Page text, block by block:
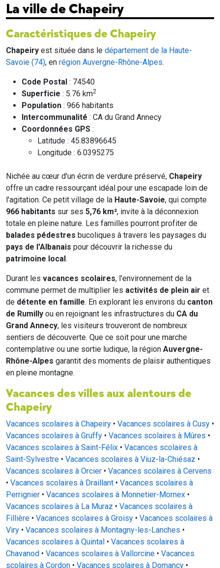
La ville de Chapeiry
Caractéristiques de Chapeiry
Chapeiry est située dans le département de la Haute-
Savoie (74), en région Auvergne-Rhône-Alpes.
Code Postal : 74540
Superficie : 5.76 km2
Population : 966 habitants
Intercommunalité : CA du Grand Annecy
Coordonnées GPS :
Latitude : 45.83896645
Longitude : 6.0395275
Nichée au cœur d'un écrin de verdure préservé, Chapeiry
offre un cadre ressourçant idéal pour une escapade loin de
l'agitation. Ce petit village de la Haute-Savoie, qui compte
966 habitants sur ses 5,76 km², invite à la déconnexion
totale en pleine nature. Les familles pourront profiter de
balades pédestres bucoliques à travers les paysages du
pays de l'Albanais pour découvrir la richesse du
patrimoine local.
Durant les vacances scolaires, l'environnement de la
commune permet de multiplier les activités de plein air et
de détente en famille. En explorant les environs du canton
de Rumilly ou en rejoignant les infrastructures du CA du
Grand Annecy, les visiteurs trouveront de nombreux
sentiers de découverte. Que ce soit pour une marche
contemplative ou une sortie ludique, la région Auvergne-
Rhône-Alpes garantit des moments de plaisir authentiques
en pleine montagne.
Vacances des villes aux alentours de
Chapeiry
Vacances scolaires à Chapeiry • Vacances scolaires à Cusy •
Vacances scolaires à Gruffy • Vacances scolaires à Mûres •
Vacances scolaires à Saint-Félix • Vacances scolaires à
Saint-Sylvestre • Vacances scolaires à Viuz-la-Chiésaz •
Vacances scolaires à Orcier • Vacances scolaires à Cervens
• Vacances scolaires à Draillant • Vacances scolaires à
Perrignier • Vacances scolaires à Monnetier-Mornex •
Vacances scolaires à La Muraz • Vacances scolaires à
Fillière • Vacances scolaires à Groisy • Vacances scolaires à
Viry • Vacances scolaires à Montagny-les-Lanches •
Vacances scolaires à Quintal • Vacances scolaires à
Chavanod • Vacances scolaires à Vallorcine • Vacances
scolaires à Cordon • Vacances scolaires à Domancy •